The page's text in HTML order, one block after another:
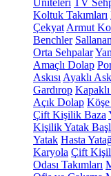
Üniteleri TV
Koltuk Takımları
Çekyat Armut
Benchler
Orta Sehpalar
Amaçlı Dolap
Askısı Ayaklı
Gardırop
Açık Dolap Köşe
Çift Kişilik Baza
Kişilik Yatak
Yatak Hasta
Karyola Çift
Odası Takımları